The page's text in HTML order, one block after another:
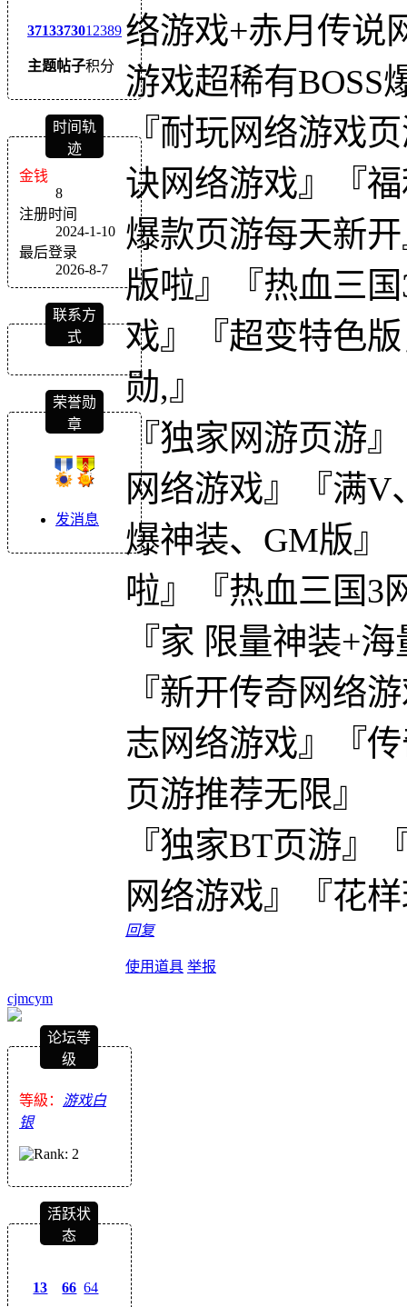
3713
主题
3730
帖子
12389
积分
时间轨
迹
金钱
8
注册时间
2024-1-10
最后登录
2026-8-7
联系方
式
荣誉勋
章
发消息
络游戏+赤月传说
游戏超稀有BOSS
『耐玩网络游戏
诀网络游戏』『
爆款页游每天新
版啦』『热血三
戏』『超变特色
勋,』
『独家网游页游
网络游戏』『满V
爆神装、GM版』
啦』『热血三国3
『家 限量神装+
『新开传奇网络
志网络游戏』『
页游推荐无限』
『独家BT页游』
网络游戏』『花
回复
使用道具 举报
cjmcym
论坛等
级
等級： 游戏白
银
活跃状
态
13 66 64